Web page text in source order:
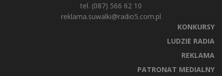
tel. (087) 566 62 10
reklama.suwalki@radio5.com.pl
KONKURSY
LUDZIE RADIA
REKLAMA
PATRONAT MEDIALNY